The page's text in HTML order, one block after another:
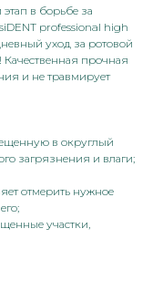
в борьбе за
professional high
уход за ротовой
Качественная прочная
и не травмирует
в округлый
загрязнения и влаги;
отмерить нужное
участки,